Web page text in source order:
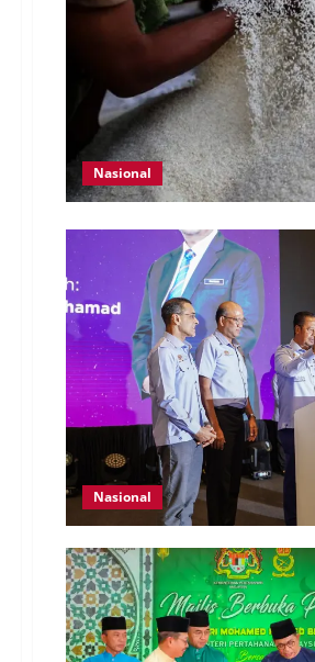
Nasional
Nasional